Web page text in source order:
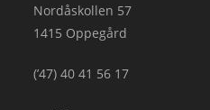
Nordåskollen 57
1415 Oppegård
(’47) 40 41 56 17